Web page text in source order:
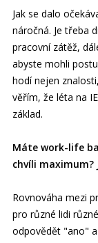
Jak se dalo
náročná. Je třeba
pracovní zátěž,
abyste mohli
hodí nejen
věřím, že léta na
základ.
Máte work-life
chvíli maximum?
Rovnováha mezi
pro různé lidi
odpovědět "ano"